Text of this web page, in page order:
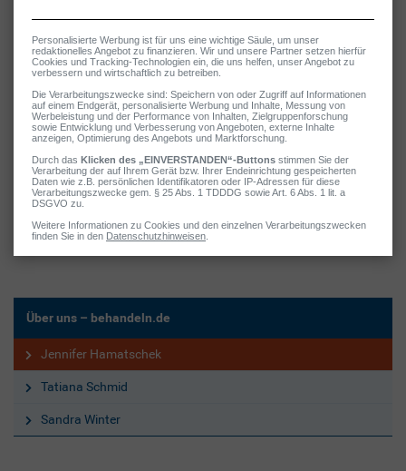
der Ludwig-Maximilians-Universität München (LMU) bildet die
Grundlage für ihre besondere Kombination aus sprachlicher
Präzision und fachlich fundiertem Gesundheitswissen.
Nach ersten journalistischen Stationen im Gesundheitsfernsehen,
unter anderem für den Bayerischen Rundfunk (BR), wechselte sie in
den Fachverlag. Seit 2009 ist sie Chef-Medizinredakteurin beim
DVGE Deutschen Verlag für Gesundheit und Ernährung sowie bei
der MyLife Media GmbH.
Jennifer steht für evidenzbasierte, verständlich formulierte und
medienübergreifend einsetzbare Gesundheitsinformationen –
sowohl für Laien als auch Fachpublikum.
Über uns – behandeln.de
Jennifer Hamatschek
Tatiana Schmid
Sandra Winter